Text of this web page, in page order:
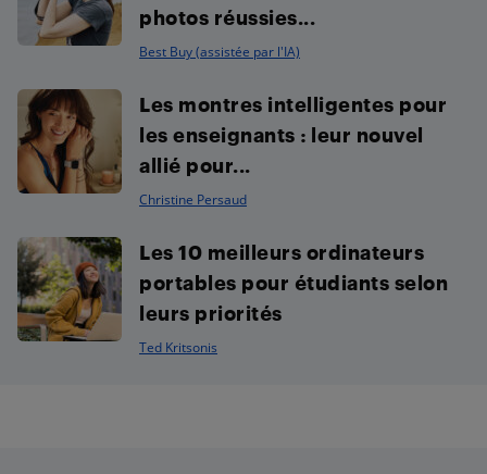
photos réussies...
Best Buy (assistée par l'IA)
Les montres intelligentes pour
les enseignants : leur nouvel
allié pour...
Christine Persaud
Les 10 meilleurs ordinateurs
portables pour étudiants selon
leurs priorités
Ted Kritsonis